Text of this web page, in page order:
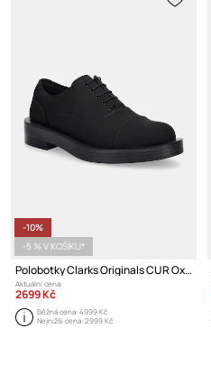
-10%
-5 % V KOŠÍKU*
Polobotky Clarks Originals CUR Oxford 2
Aktuální cena:
2699 Kč
Běžná cena:4999 Kč
Nejnižší cena:2999 Kč